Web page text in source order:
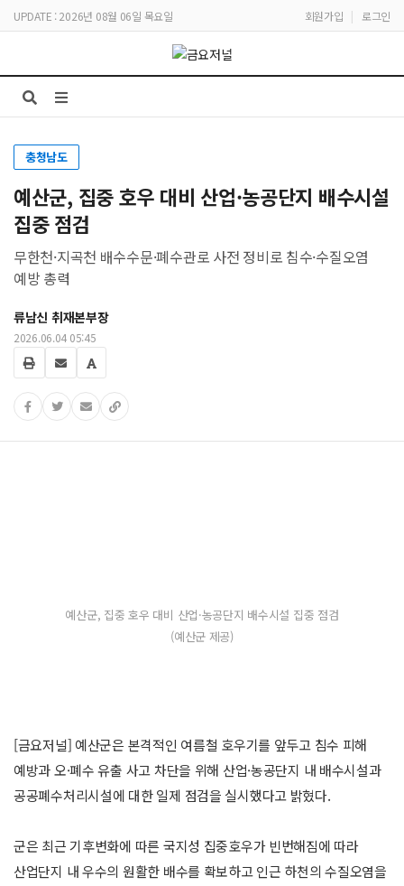
UPDATE : 2026년 08월 06일 목요일 회원가입 | 로그인
충청남도
예산군, 집중 호우 대비 산업·농공단지 배수시설
집중 점검
무한천·지곡천 배수수문·폐수관로 사전 정비로 침수·수질오염
예방 총력
류남신 취재본부장
2026.06.04 05:45
예산군, 집중 호우 대비 산업·농공단지 배수시설 집중 점검
(예산군 제공)
[금요저널] 예산군은 본격적인 여름철 호우기를 앞두고 침수 피해
예방과 오·폐수 유출 사고 차단을 위해 산업·농공단지 내 배수시설과
공공폐수처리시설에 대한 일제 점검을 실시했다고 밝혔다.
군은 최근 기후변화에 따른 국지성 집중호우가 빈번해짐에 따라
산업단지 내 우수의 원활한 배수를 확보하고 인근 하천의 수질오염을